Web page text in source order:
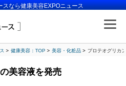
スなら健康美容EXPOニュース
健康美容：TOP 美容・化粧品 プロテオグリカ
美容液を発売